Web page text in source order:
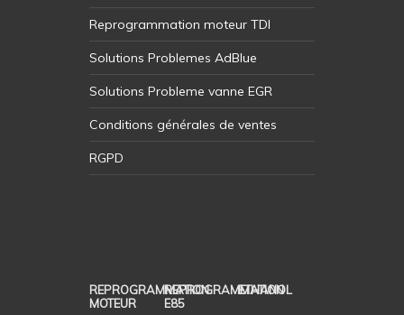
Reprogrammation moteur TDI
Solutions Problemes AdBlue
Solutions Probleme vanne EGR
Conditions générales de ventes
RGPD
REPROGRAMMATION
MOTEUR
REPROGRAMMATION
E85
ETHANOL